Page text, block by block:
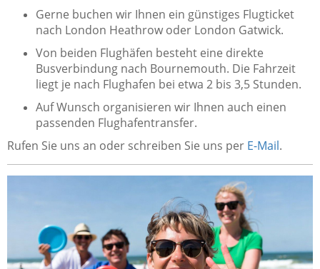
Gerne buchen wir Ihnen ein günstiges Flugticket
nach London Heathrow oder London Gatwick.
Von beiden Flughäfen besteht eine direkte
Busverbindung nach Bournemouth. Die Fahrzeit
liegt je nach Flughafen bei etwa 2 bis 3,5 Stunden.
Auf Wunsch organisieren wir Ihnen auch einen
passenden Flughafentransfer.
Rufen Sie uns an oder schreiben Sie uns per E-Mail.